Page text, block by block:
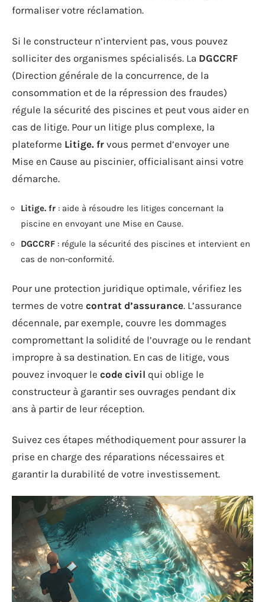
formaliser votre réclamation.
Si le constructeur n’intervient pas, vous pouvez
solliciter des organismes spécialisés. La DGCCRF
(Direction générale de la concurrence, de la
consommation et de la répression des fraudes)
régule la sécurité des piscines et peut vous aider en
cas de litige. Pour un litige plus complexe, la
plateforme Litige. fr vous permet d’envoyer une
Mise en Cause au piscinier, officialisant ainsi votre
démarche.
Litige. fr : aide à résoudre les litiges concernant la
piscine en envoyant une Mise en Cause.
DGCCRF : régule la sécurité des piscines et intervient en
cas de non-conformité.
Pour une protection juridique optimale, vérifiez les
termes de votre contrat d’assurance. L’assurance
décennale, par exemple, couvre les dommages
compromettant la solidité de l’ouvrage ou le rendant
impropre à sa destination. En cas de litige, vous
pouvez invoquer le code civil qui oblige le
constructeur à garantir ses ouvrages pendant dix
ans à partir de leur réception.
Suivez ces étapes méthodiquement pour assurer la
prise en charge des réparations nécessaires et
garantir la durabilité de votre investissement.